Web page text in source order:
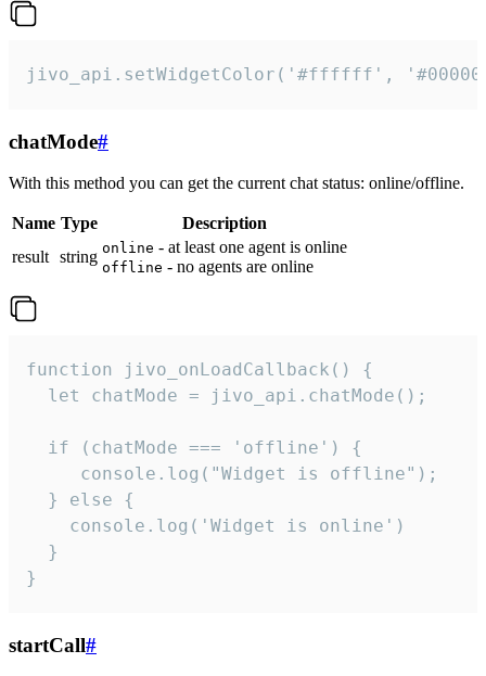
jivo_api.setWidgetColor('#ffffff',
chatMode#
With this method you can get the current chat status: online/offline.
Name Type
Description
result string online - at least one agent is online
offline - no agents are online
function jivo_onLoadCallback() {
  let chatMode = jivo_api.chatMode();
  if (chatMode === 'offline') {
     console.log("Widget is offline");
  } else {
    console.log('Widget is online')
  }
}
startCall#